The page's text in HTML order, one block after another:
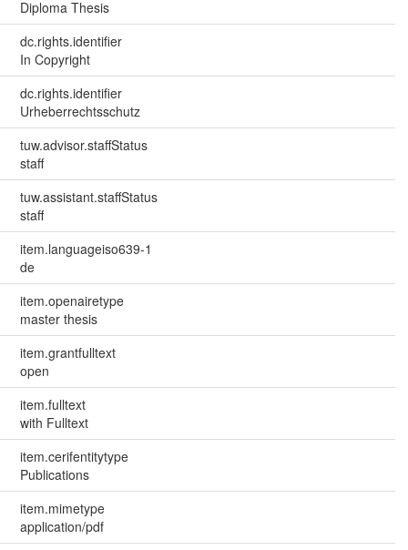
Diploma Thesis
dc.rights.identifier
In Copyright
dc.rights.identifier
Urheberrechtsschutz
tuw.advisor.staffStatus
staff
tuw.assistant.staffStatus
staff
item.languageiso639-1
de
item.openairetype
master thesis
item.grantfulltext
open
item.fulltext
with Fulltext
item.cerifentitytype
Publications
item.mimetype
application/pdf